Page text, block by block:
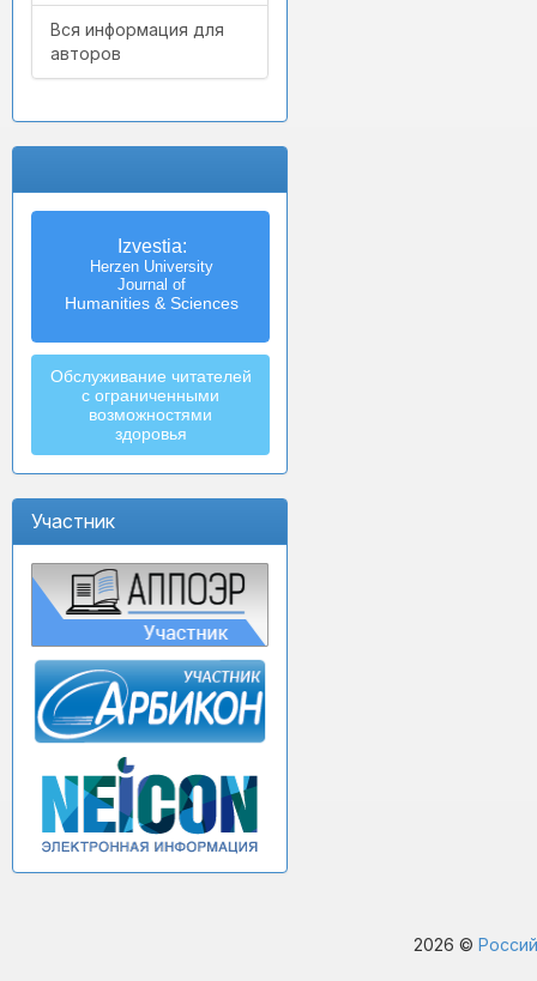
Вся информация для
авторов
Izvestia:
Herzen University
Journal of
Humanities & Sciences
Обслуживание читателей
с ограниченными
возможностями
здоровья
Участник
2026 ©